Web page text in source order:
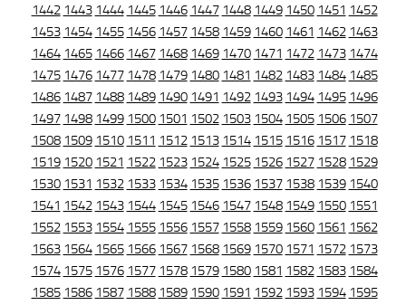
1442 1443 1444 1445 1446 1447 1448 1449 1450 1451 1452
1453 1454 1455 1456 1457 1458 1459 1460 1461 1462 1463
1464 1465 1466 1467 1468 1469 1470 1471 1472 1473 1474
1475 1476 1477 1478 1479 1480 1481 1482 1483 1484 1485
1486 1487 1488 1489 1490 1491 1492 1493 1494 1495 1496
1497 1498 1499 1500 1501 1502 1503 1504 1505 1506 1507
1508 1509 1510 1511 1512 1513 1514 1515 1516 1517 1518
1519 1520 1521 1522 1523 1524 1525 1526 1527 1528 1529
1530 1531 1532 1533 1534 1535 1536 1537 1538 1539 1540
1541 1542 1543 1544 1545 1546 1547 1548 1549 1550 1551
1552 1553 1554 1555 1556 1557 1558 1559 1560 1561 1562
1563 1564 1565 1566 1567 1568 1569 1570 1571 1572 1573
1574 1575 1576 1577 1578 1579 1580 1581 1582 1583 1584
1585 1586 1587 1588 1589 1590 1591 1592 1593 1594 1595